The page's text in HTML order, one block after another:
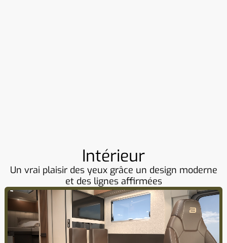
Intérieur
Un vrai plaisir des yeux grâce un design moderne
et des lignes affirmées